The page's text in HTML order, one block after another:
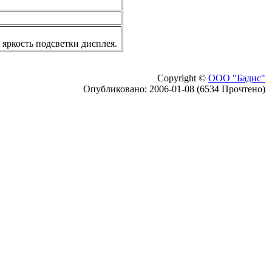
подсветки дисплея.
Copyright © ООО "Бадис"
Опубликовано: 2006-01-08 (6534 Прочтено)